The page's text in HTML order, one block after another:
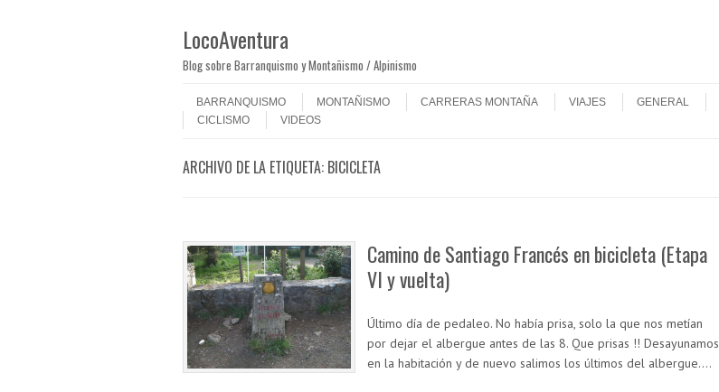
LocoAventura
Blog sobre Barranquismo y Montañismo / Alpinismo
Menú
BARRANQUISMO
MONTAÑISMO CARRERAS MONTAÑA VIAJES GENERAL
CICLISMO
VIDEOS
ARCHIVO DE LA ETIQUETA: BICICLETA
Camino de Santiago Francés en bicicleta (Etapa
VI y vuelta)
Último día de pedaleo. No había prisa, solo la que nos metían
por dejar el albergue antes de las 8. Que prisas !! Desayunamos
en la habitación y de nuevo salimos los últimos del albergue.…